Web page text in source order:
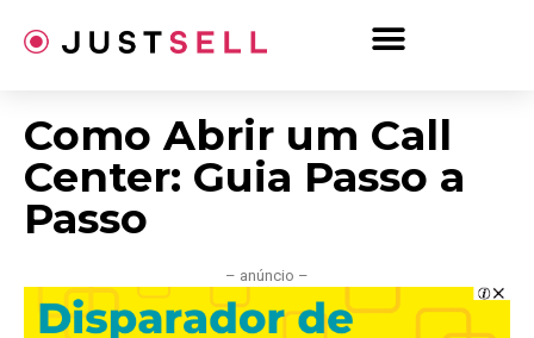
para
Como Abrir um Call
Center: Guia Passo a
Passo
– anúncio –